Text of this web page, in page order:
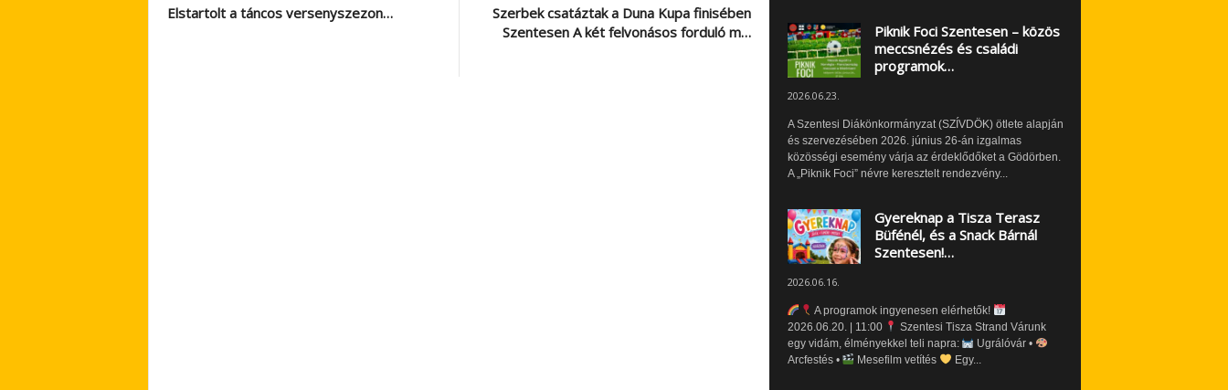
Elstartolt a táncos versenyszezon…
Szerbek csatáztak a Duna Kupa finisében
Szentesen A két felvonásos forduló m…
Piknik Foci Szentesen – közös
meccsnézés és családi
programok…
2026.06.23.
A Szentesi Diákönkormányzat (SZÍVDÖK) ötlete alapján
és szervezésében 2026. június 26-án izgalmas
közösségi esemény várja az érdeklődőket a Gödörben.
A „Piknik Foci” névre keresztelt rendezvény...
Gyereknap a Tisza Terasz
Büfénél, és a Snack Bárnál
Szentesen!…
2026.06.16.
A programok ingyenesen elérhetők!
2026.06.20. | 11:00
Szentesi Tisza Strand Várunk
egy vidám, élményekkel teli napra:
Ugrálóvár •
Arcfestés •
Mesefilm vetítés Egy...